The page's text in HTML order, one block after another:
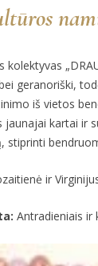
kolektyvas
geranoriški,
iš vietos
jaunajai kartai ir
stiprinti
ir
Antradieniais ir